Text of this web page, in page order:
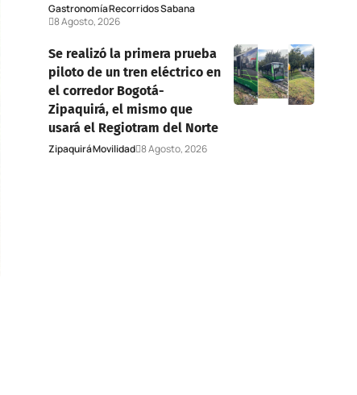
GastronomíaRecorridos Sabana
8 Agosto, 2026
Se realizó la primera prueba
piloto de un tren eléctrico en
el corredor Bogotá-
Zipaquirá, el mismo que
usará el Regiotram del Norte
ZipaquiráMovilidad 8 Agosto, 2026